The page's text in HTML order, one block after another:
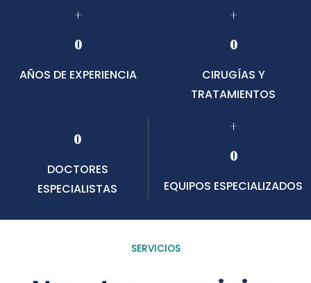
+
0
AÑOS DE EXPERIENCIA
+
0
CIRUGÍAS Y
TRATAMIENTOS
0
DOCTORES
ESPECIALISTAS
+
0
EQUIPOS ESPECIALIZADOS
SERVICIOS